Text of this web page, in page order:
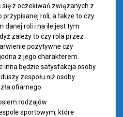
z oczekiwań związanych z
przypisanej roli, a także to czy
danej roli i na ile jest tym
zależy to czy rola przez
pozytywne czy
z jego charakterem.
inna będzie satysfakcja osoby
zespołu niż osoby
ofiarnego.
rodzajów
sportowym, które